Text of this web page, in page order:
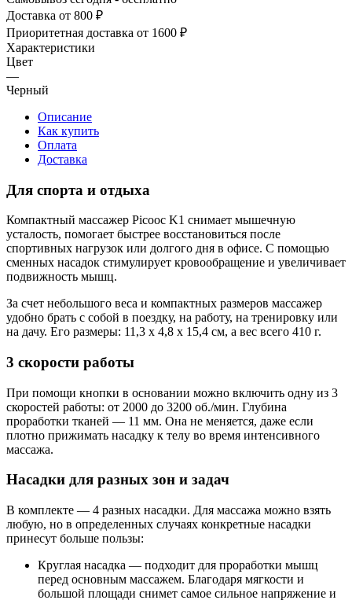
Доставка от 800 ₽
Приоритетная доставка от 1600 ₽
Характеристики
Цвет
—
Черный
Описание
Как купить
Оплата
Доставка
Для спорта и отдыха
Компактный массажер Picooc K1 снимает мышечную
усталость, помогает быстрее восстановиться после
спортивных нагрузок или долгого дня в офисе. С помощью
сменных насадок стимулирует кровообращение и увеличивает
подвижность мышц.
За счет небольшого веса и компактных размеров массажер
удобно брать с собой в поездку, на работу, на тренировку или
на дачу. Его размеры: 11,3 х 4,8 х 15,4 см, а вес всего 410 г.
3 скорости работы
При помощи кнопки в основании можно включить одну из 3
скоростей работы: от 2000 до 3200 об./мин. Глубина
проработки тканей — 11 мм. Она не меняется, даже если
плотно прижимать насадку к телу во время интенсивного
массажа.
Насадки для разных зон и задач
В комплекте — 4 разных насадки. Для массажа можно взять
любую, но в определенных случаях конкретные насадки
принесут больше пользы:
Круглая насадка — подходит для проработки мышц
перед основным массажем. Благодаря мягкости и
большой площади снимет самое сильное напряжение и